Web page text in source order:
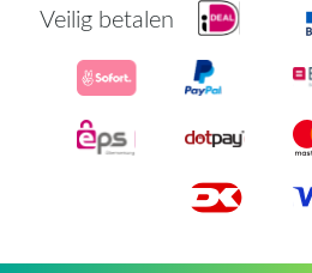
Veilig betalen